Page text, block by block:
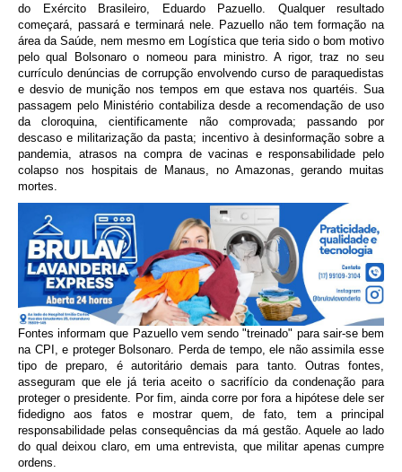
do Exército Brasileiro, Eduardo Pazuello. Qualquer resultado
começará, passará e terminará nele. Pazuello não tem formação na
área da Saúde, nem mesmo em Logística que teria sido o bom motivo
pelo qual Bolsonaro o nomeou para ministro. A rigor, traz no seu
currículo denúncias de corrupção envolvendo curso de paraquedistas
e desvio de munição nos tempos em que estava nos quartéis. Sua
passagem pelo Ministério contabiliza desde a recomendação de uso
da cloroquina, cientificamente não comprovada; passando por
descaso e militarização da pasta; incentivo à desinformação sobre a
pandemia, atrasos na compra de vacinas e responsabilidade pelo
colapso nos hospitais de Manaus, no Amazonas, gerando muitas
mortes.
Fontes informam que Pazuello vem sendo "treinado" para sair-se bem
na CPI, e proteger Bolsonaro. Perda de tempo, ele não assimila esse
tipo de preparo, é autoritário demais para tanto. Outras fontes,
asseguram que ele já teria aceito o sacrifício da condenação para
proteger o presidente. Por fim, ainda corre por fora a hipótese dele ser
fidedigno aos fatos e mostrar quem, de fato, tem a principal
responsabilidade pelas consequências da má gestão. Aquele ao lado
do qual deixou claro, em uma entrevista, que militar apenas cumpre
ordens.